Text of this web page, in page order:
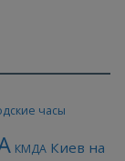
часы
КМДА Киев на